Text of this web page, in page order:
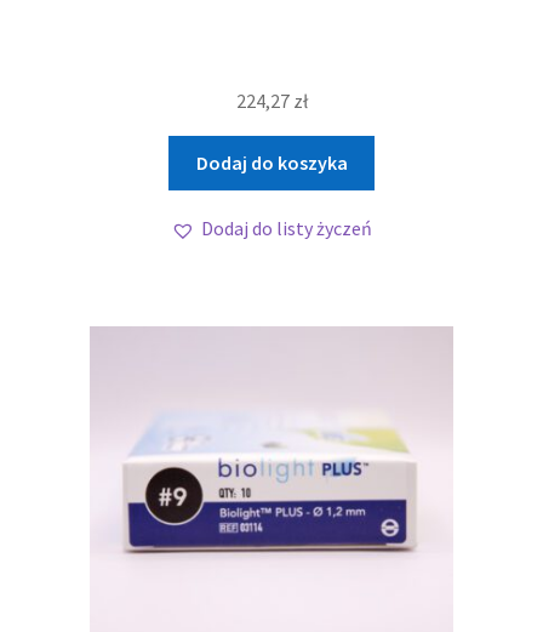
224,27 zł
Dodaj do koszyka
Dodaj do listy życzeń